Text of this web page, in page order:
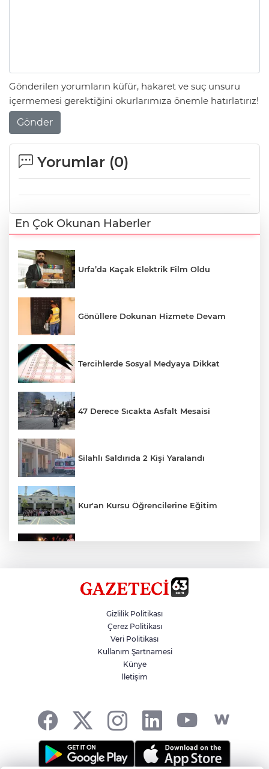
Gönderilen yorumların küfür, hakaret ve suç unsuru
içermemesi gerektiğini okurlarımıza önemle hatırlatırız!
Gönder
Yorumlar (0)
En Çok Okunan Haberler
Urfa’da Kaçak Elektrik Film Oldu
Gönüllere Dokunan Hizmete Devam
Tercihlerde Sosyal Medyaya Dikkat
47 Derece Sıcakta Asfalt Mesaisi
Silahlı Saldırıda 2 Kişi Yaralandı
Kur'an Kursu Öğrencilerine Eğitim
Siverek’te Mahmut Gülel Dönemi
Filistin Konvoyuna Coşkulu Karşılama
Gizlilik Politikası
Çerez Politikası
Veri Politikası
Kullanım Şartnamesi
Künye
İletişim